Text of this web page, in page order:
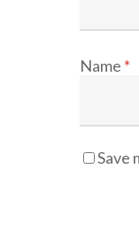
Name *
Save